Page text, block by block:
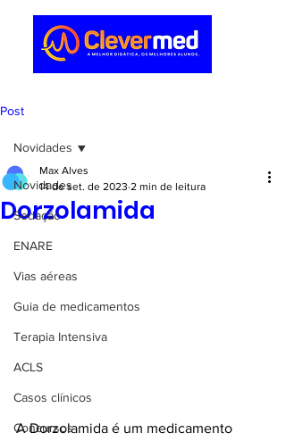
Post
Novidades
Sedação
ENARE
Vias aéreas
Guia de medicamentos
Terapia Intensiva
ACLS
Casos clínicos
Concursos
Novidades
Dorzolamida
Max Alves
14 de set. de 2023 2 min de leitura
A Dorzolamida é um medicamento